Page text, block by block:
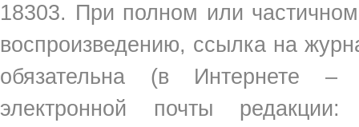
18303. При полном или
воспроизведению, ссылка на
обязательна (в Интернете
электронной почты